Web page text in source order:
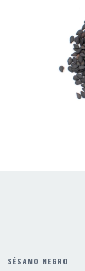
SÉSAMO NEGRO